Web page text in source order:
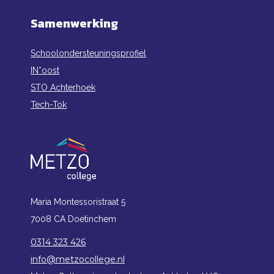
Samenwerking
Schoolondersteuningsprofiel
IN*oost
STO Achterhoek
Tech-Tok
Maria Montessoristraat 5
7008 CA Doetinchem
0314 323 426
info@metzocollege.nl